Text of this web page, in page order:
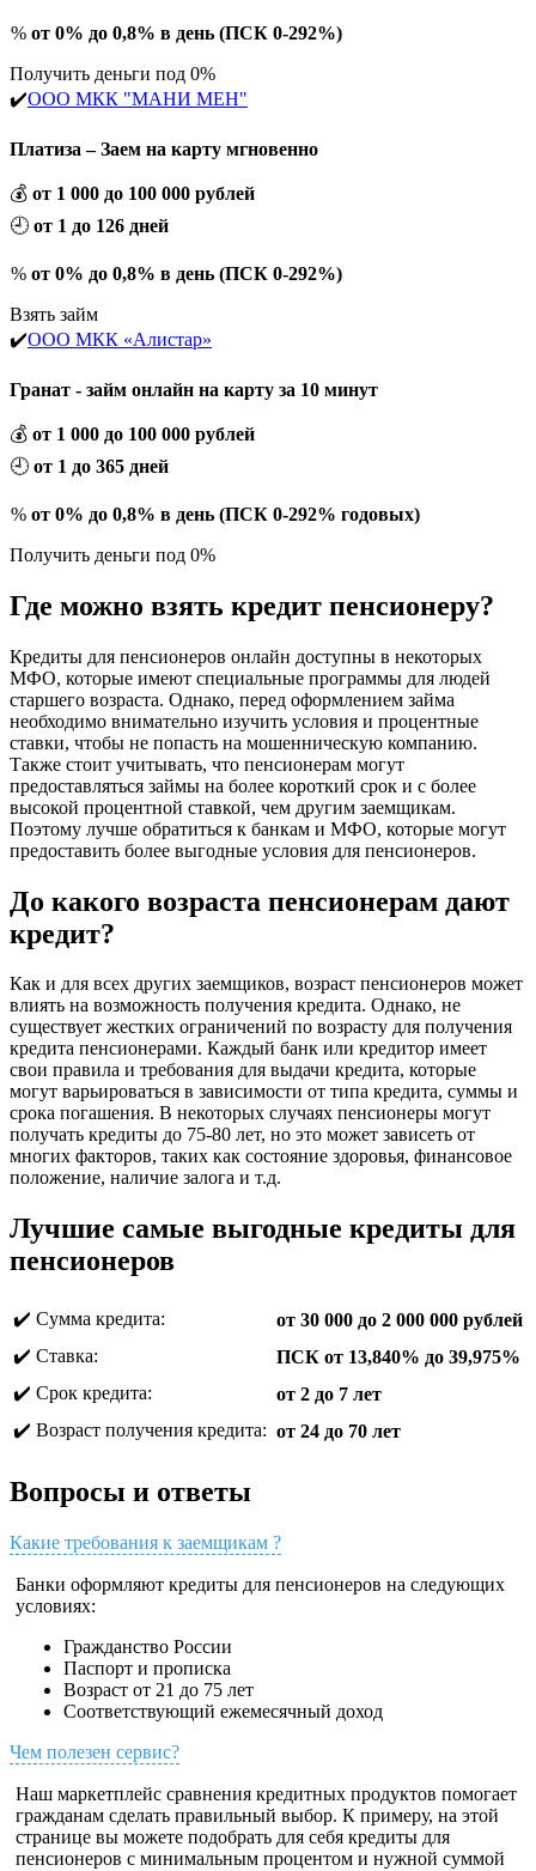
% от 0% до 0,8% в день (ПСК 0-292%)
Получить деньги под 0%
✔️ООО МКК "МАНИ МЕН"
Платиза – Заем на карту мгновенно
💰 от 1 000 до 100 000 рублей
🕘 от 1 до 126 дней
% от 0% до 0,8% в день (ПСК 0-292%)
Взять займ
✔️ООО МКК «Алистар»
Гранат - займ онлайн на карту за 10 минут
💰 от 1 000 до 100 000 рублей
🕘 от 1 до 365 дней
% от 0% до 0,8% в день (ПСК 0-292% годовых)
Получить деньги под 0%
Где можно взять кредит пенсионеру?
Кредиты для пенсионеров онлайн доступны в некоторых
МФО, которые имеют специальные программы для людей
старшего возраста. Однако, перед оформлением займа
необходимо внимательно изучить условия и процентные
ставки, чтобы не попасть на мошенническую компанию.
Также стоит учитывать, что пенсионерам могут
предоставляться займы на более короткий срок и с более
высокой процентной ставкой, чем другим заемщикам.
Поэтому лучше обратиться к банкам и МФО, которые могут
предоставить более выгодные условия для пенсионеров.
До какого возраста пенсионерам дают
кредит?
Как и для всех других заемщиков, возраст пенсионеров может
влиять на возможность получения кредита. Однако, не
существует жестких ограничений по возрасту для получения
кредита пенсионерами. Каждый банк или кредитор имеет
свои правила и требования для выдачи кредита, которые
могут варьироваться в зависимости от типа кредита, суммы и
срока погашения. В некоторых случаях пенсионеры могут
получать кредиты до 75-80 лет, но это может зависеть от
многих факторов, таких как состояние здоровья, финансовое
положение, наличие залога и т.д.
Лучшие самые выгодные кредиты для
пенсионеров
✔️ Сумма кредита:
от 30 000 до 2 000 000 рублей
✔️ Ставка:
ПСК от 13,840% до 39,975%
✔️ Срок кредита:
от 2 до 7 лет
✔️ Возраст получения кредита: от 24 до 70 лет
Вопросы и ответы
Какие требования к заемщикам ?
Банки оформляют кредиты для пенсионеров на следующих
условиях:
Гражданство России
Паспорт и прописка
Возраст от 21 до 75 лет
Соответствующий ежемесячный доход
Чем полезен сервис?
Наш маркетплейс сравнения кредитных продуктов помогает
гражданам сделать правильный выбор. К примеру, на этой
странице вы можете подобрать для себя кредиты для
пенсионеров с минимальным процентом и нужной суммой